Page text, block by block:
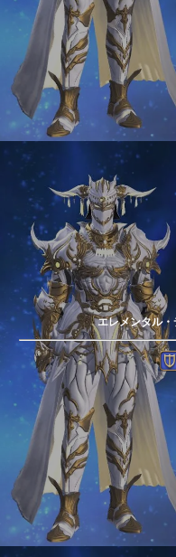
エレメンタル